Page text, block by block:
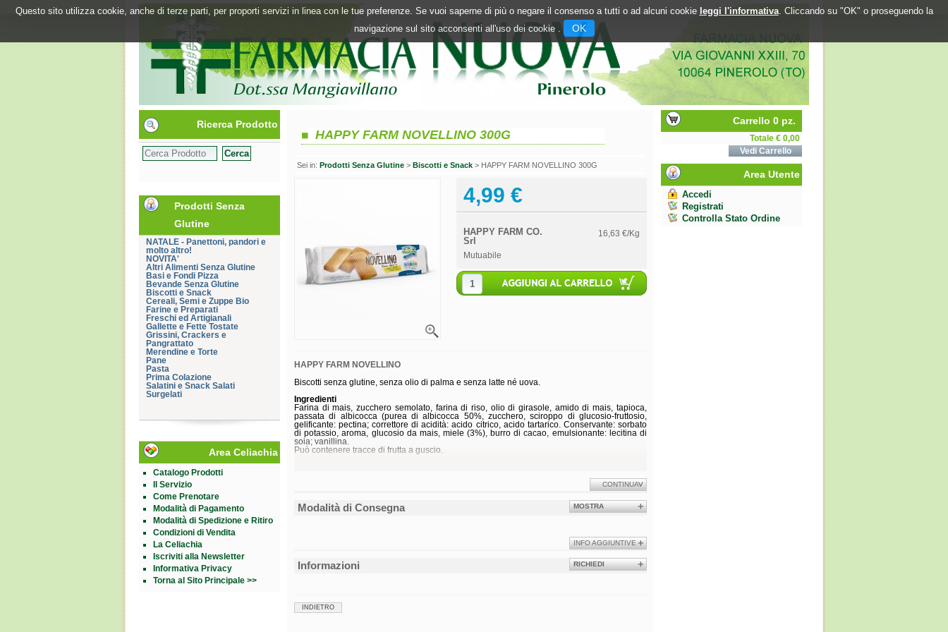
Questo sito utilizza cookie, anche di terze parti, per proporti servizi in linea con le tue preferenze. Se vuoi saperne di più o negare il consenso a tutti o ad alcuni cookie leggi l'informativa. Cliccando su "OK" o proseguendo la
navigazione sul sito acconsenti all'uso dei cookie .
OK
Ricerca Prodotto
Prodotti Senza
Glutine
NATALE - Panettoni, pandori e
molto altro!
NOVITA'
Altri Alimenti Senza Glutine
Basi e Fondi Pizza
Bevande Senza Glutine
Biscotti e Snack
Cereali, Semi e Zuppe Bio
Farine e Preparati
Freschi ed Artigianali
Gallette e Fette Tostate
Grissini, Crackers e
Pangrattato
Merendine e Torte
Pane
Pasta
Prima Colazione
Salatini e Snack Salati
Surgelati
Area Celiachia
Catalogo Prodotti
Il Servizio
Come Prenotare
Modalità di Pagamento
Modalità di Spedizione e Ritiro
Condizioni di Vendita
La Celiachia
Iscriviti alla Newsletter
Informativa Privacy
Torna al Sito Principale >>
HAPPY FARM NOVELLINO 300G
Sei in: Prodotti Senza Glutine > Biscotti e Snack > HAPPY FARM NOVELLINO 300G
4,99 €
HAPPY FARM CO.
Srl
16,63 €/Kg
Mutuabile
HAPPY FARM NOVELLINO
Biscotti senza glutine, senza olio di palma e senza latte né uova.
Ingredienti
Farina di mais, zucchero semolato, farina di riso, olio di girasole, amido di mais, tapioca,
passata di albicocca (purea di albicocca 50%, zucchero, sciroppo di glucosio-fruttosio,
gelificante: pectina; correttore di acidità: acido citrico, acido tartarico. Conservante: sorbato
di potassio, aroma, glucosio da mais, miele (3%), burro di cacao, emulsionante: lecitina di
soia; vanillina.
Può contenere tracce di frutta a guscio.
di cui acidi grassi saturi
Carboidrati
Formato
Confezione da 300 g.
CONTINUA
Modalità di Consegna MOSTRA
INFO AGGIUNTIVE
Informazioni RICHIEDI
INDIETRO
Carrello 0 pz.
Totale € 0,00
Vedi Carrello
Area Utente
Accedi
Registrati
Controlla Stato Ordine